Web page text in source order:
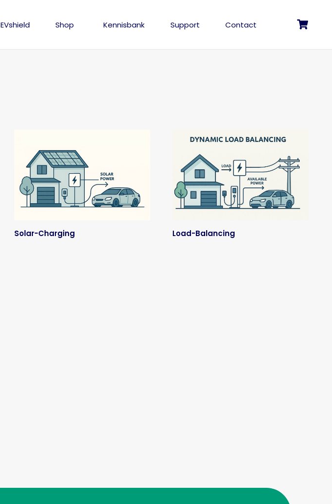
EVshield Shop Kennisbank Support Contact
Solar-Charging Load-Balancing